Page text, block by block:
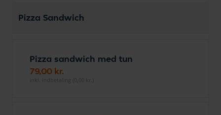
Pizza Sandwich
Pizza sandwich med tun
79,00 kr.
inkl. indbetaling (0,00 kr.)